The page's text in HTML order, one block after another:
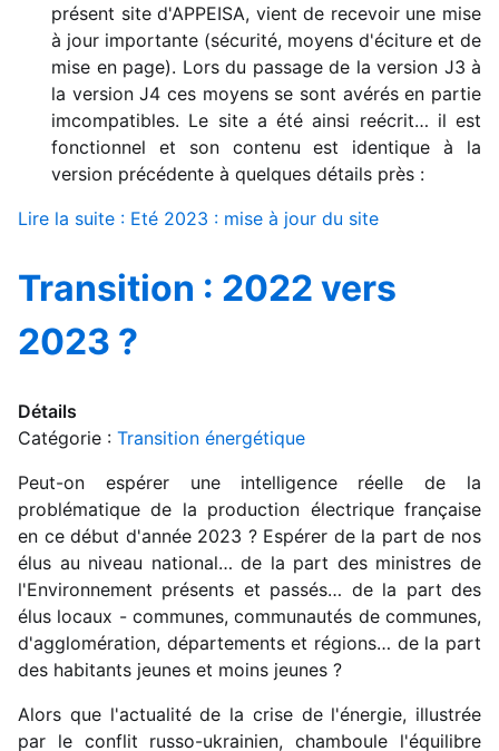
présent site d'APPEISA, vient de recevoir une mise
à jour importante (sécurité, moyens d'éciture et de
mise en page). Lors du passage de la version J3 à
la version J4 ces moyens se sont avérés en partie
imcompatibles. Le site a été ainsi reécrit… il est
fonctionnel et son contenu est identique à la
version précédente à quelques détails près :
Lire la suite : Eté 2023 : mise à jour du site
Transition : 2022 vers
2023 ?
Détails
Catégorie : Transition énergétique
Peut-on espérer une intelligence réelle de la
problématique de la production électrique française
en ce début d'année 2023 ? Espérer de la part de nos
élus au niveau national… de la part des ministres de
l'Environnement présents et passés… de la part des
élus locaux - communes, communautés de communes,
d'agglomération, départements et régions… de la part
des habitants jeunes et moins jeunes ?
Alors que l'actualité de la crise de l'énergie, illustrée
par le conflit russo-ukrainien, chamboule l'équilibre